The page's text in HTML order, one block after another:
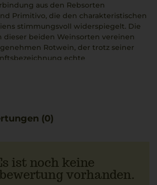
aus den Rebsorten
Primitivo, die den charakteristischen
stimmungsvoll widerspiegelt. Die
beiden Weinsorten vereinen
Rotwein, der trotz seiner
echte
bietet. Dieser Wein ist hervorragend
(0)
ist noch keine
vorhanden.